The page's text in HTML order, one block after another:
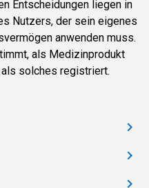
Entscheidungen liegen in
Nutzers, der sein eigenes
anwenden muss.
als Medizinprodukt
solches registriert.